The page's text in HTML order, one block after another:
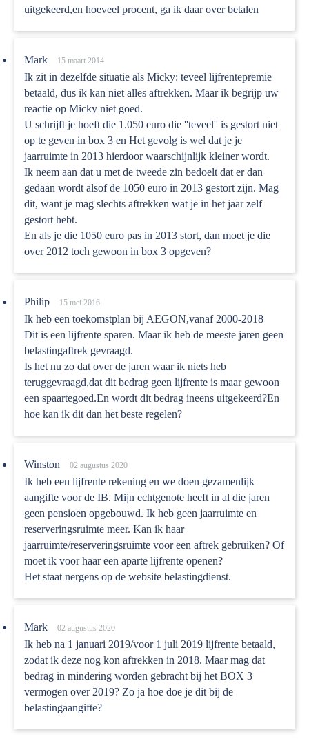
uitgekeerd,en hoeveel procent, ga ik daar over betalen
Mark 15 maart 2014
Ik zit in dezelfde situatie als Micky: teveel lijfrentepremie
betaald, dus ik kan niet alles aftrekken. Maar ik begrijp uw
reactie op Micky niet goed.
U schrijft je hoeft die 1.050 euro die ''teveel'' is gestort niet
op te geven in box 3 en Het gevolg is wel dat je je
jaarruimte in 2013 hierdoor waarschijnlijk kleiner wordt.
Ik neem aan dat u met de tweede zin bedoelt dat er dan
gedaan wordt alsof de 1050 euro in 2013 gestort zijn. Mag
dit, want je mag slechts aftrekken wat je in het jaar zelf
gestort hebt.
En als je die 1050 euro pas in 2013 stort, dan moet je die
over 2012 toch gewoon in box 3 opgeven?
Philip 15 mei 2016
Ik heb een toekomstplan bij AEGON,vanaf 2000-2018
Dit is een lijfrente sparen. Maar ik heb de meeste jaren geen
belastingaftrek gevraagd.
Is het nu zo dat over de jaren waar ik niets heb
teruggevraagd,dat dit bedrag geen lijfrente is maar gewoon
een spaartegoed.En wordt dit bedrag ineens uitgekeerd?En
hoe kan ik dit dan het beste regelen?
Winston 02 augustus 2020
Ik heb een lijfrente rekening en we doen gezamenlijk
aangifte voor de IB. Mijn echtgenote heeft in al die jaren
geen pensioen opgebouwd. Ik heb geen jaarruimte en
reserveringsruimte meer. Kan ik haar
jaarruimte/reserveringsruimte voor een aftrek gebruiken? Of
moet ik voor haar een aparte lijfrente openen?
Het staat nergens op de website belastingdienst.
Mark 02 augustus 2020
Ik heb na 1 januari 2019/voor 1 juli 2019 lijfrente betaald,
zodat ik deze nog kon aftrekken in 2018. Maar mag dat
bedrag in mindering worden gebracht bij het BOX 3
vermogen over 2019? Zo ja hoe doe je dit bij de
belastingaangifte?